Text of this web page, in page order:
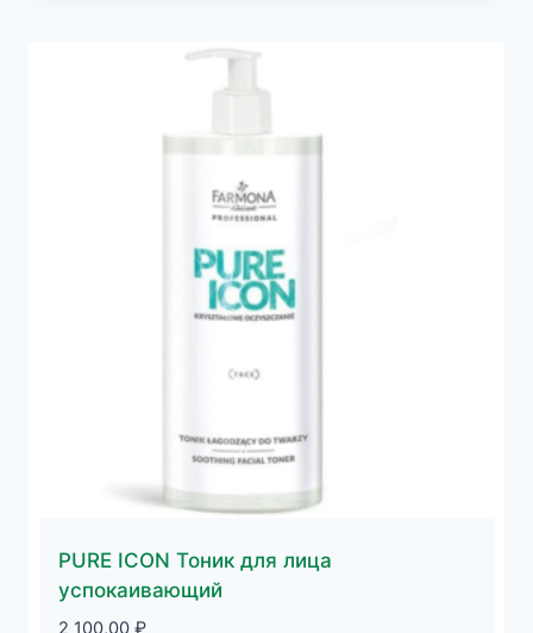
PURE ICON Тоник для лица
успокаивающий
2 100,00 ₽